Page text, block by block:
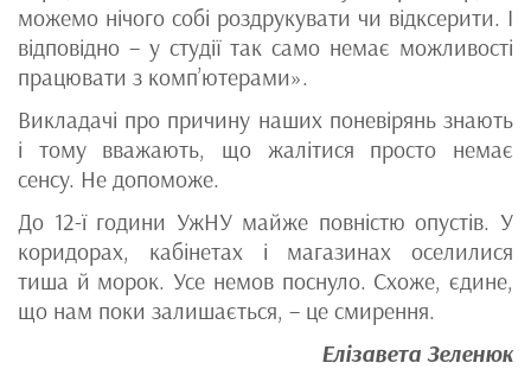
можемо нічого собі роздрукувати чи відксерити. І
відповідно – у студії так само немає можливості
працювати з комп’ютерами».
Викладачі про причину наших поневірянь знають
і тому вважають, що жалітися просто немає
сенсу. Не допоможе.
До 12-ї години УжНУ майже повністю опустів. У
коридорах, кабінетах і магазинах оселилися
тиша й морок. Усе немов поснуло. Схоже, єдине,
що нам поки залишається, – це смирення.
Елізавета Зеленюк